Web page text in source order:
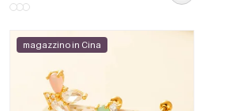
magazzino in Cina